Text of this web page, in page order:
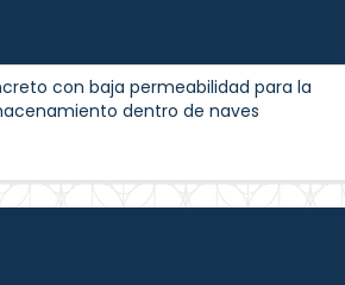
con baja permeabilidad para la
dentro de naves